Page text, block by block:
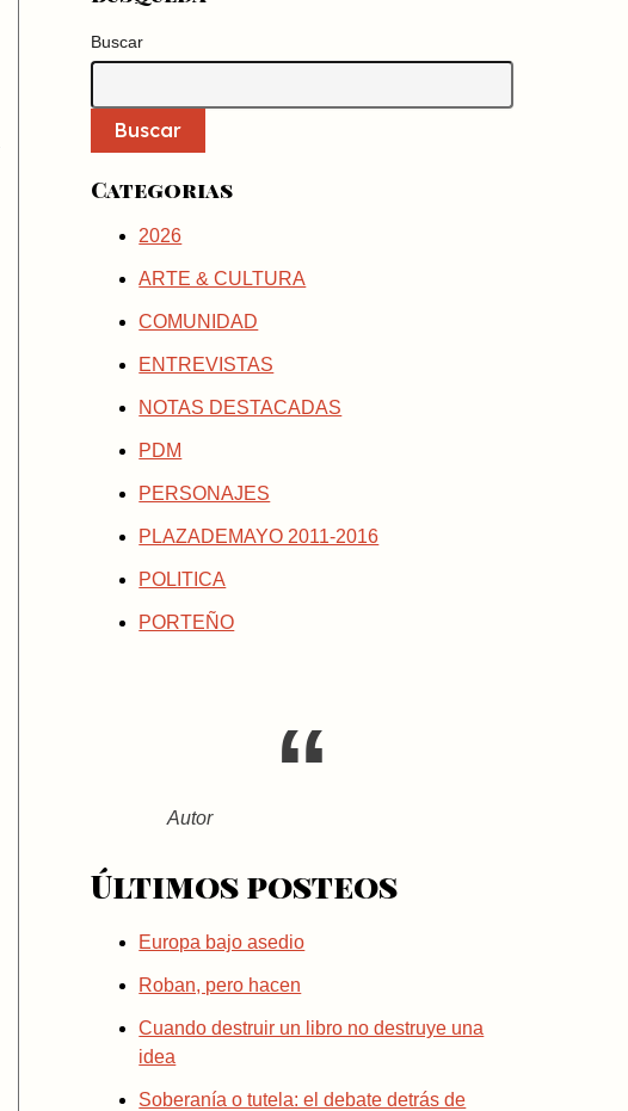
Buscar
Buscar
Categorias
2026
ARTE & CULTURA
COMUNIDAD
ENTREVISTAS
NOTAS DESTACADAS
PDM
PERSONAJES
PLAZADEMAYO 2011-2016
POLITICA
PORTEÑO
Autor
Últimos posteos
Europa bajo asedio
Roban, pero hacen
Cuando destruir un libro no destruye una
idea
Soberanía o tutela: el debate detrás de